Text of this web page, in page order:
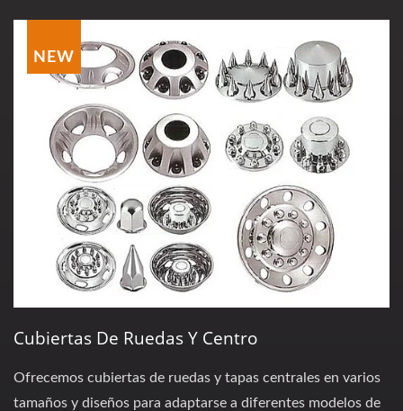
NEW
Cubiertas De Ruedas Y Centro
Ofrecemos cubiertas de ruedas y tapas centrales en varios
tamaños y diseños para adaptarse a diferentes modelos de